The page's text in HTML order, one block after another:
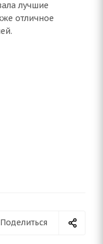
лучшие
отличное
Поделиться